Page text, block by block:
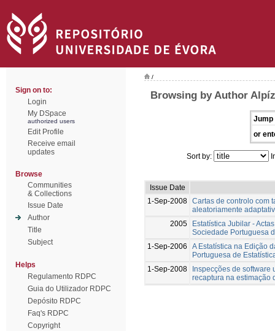
Sign on to:
Login
My DSpace
authorized users
Edit Profile
Receive email
updates
Browse
Communities
& Collections
Issue Date
Author
Title
Subject
Helps
Regulamento RDPC
Guia do Utilizador RDPC
Depósito RDPC
Faq's RDPC
Copyright
/
Browsing by Author
Jump
or
Sort by:
Issue Date
1-Sep-2008 Cartas de controlo com
aleatoriamente
2005
Estatística Jubilar -
Sociedade Portuguesa
1-Sep-2006
A Estatística na Edição
Portuguesa de
1-Sep-2008
Inspecções de software
recaptura na estimação